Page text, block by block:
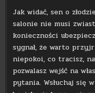
Jak widać, sen o
salonie nie musi
konieczności
sygnał, że warto
niepokoi, co tracisz,
pozwalasz wejść na
pytania. Wsłuchaj się